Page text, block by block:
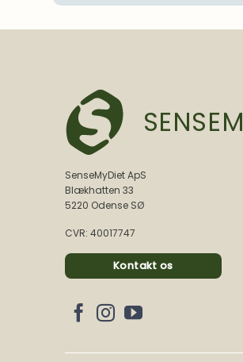
SenseMyDiet ApS
Blækhatten 33
5220 Odense SØ
CVR: 40017747
Kontakt os